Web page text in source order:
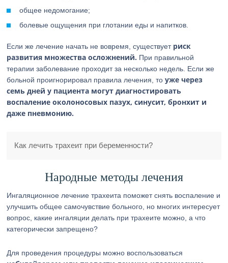
общее недомогание;
болевые ощущения при глотании еды и напитков.
Если же лечение начать не вовремя, существует риск
развития множества осложнений. При правильной
терапии заболевание проходит за несколько недель. Если же
больной проигнорировал правила лечения, тоуже через
семь дней у пациента могут диагностировать
воспаление околоносовых пазух, синусит, бронхит и
даже пневмонию.
Как лечить трахеит при беременности?
Народные методы лечения
Ингаляционное лечение трахеита поможет снять воспаление и
улучшить общее самочувствие больного, но многих интересует
вопрос, какие ингаляции делать при трахеите можно, а что
категорически запрещено?
Для проведения процедуры можно воспользоваться